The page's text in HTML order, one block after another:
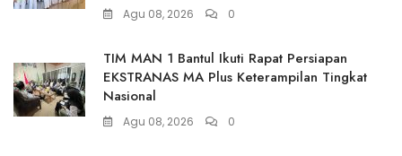
Agu 08, 2026 0
TIM MAN 1 Bantul Ikuti Rapat Persiapan
EKSTRANAS MA Plus Keterampilan Tingkat
Nasional
Agu 08, 2026 0